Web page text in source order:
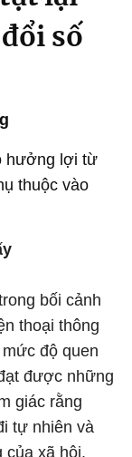
số
hưởng lợi từ
thuộc vào
bối cảnh
thoại thông
độ quen
được những
giác rằng
tự nhiên và
của xã hội.